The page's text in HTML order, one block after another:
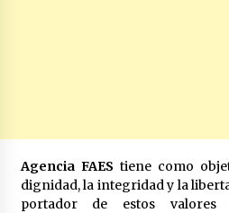
Agencia FAES tiene como
dignidad, la integridad y la
portador de estos valores